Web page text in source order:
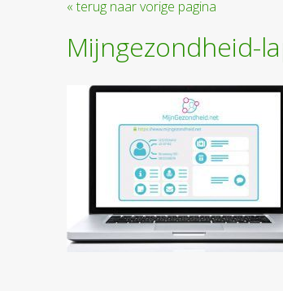
« terug naar vorige pagina
Mijngezondheid-